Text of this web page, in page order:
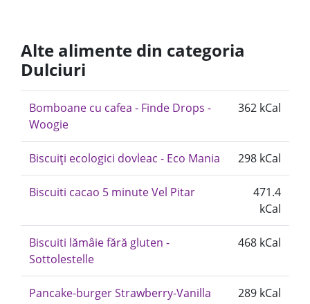
Alte alimente din categoria
Dulciuri
Bomboane cu cafea - Finde Drops -
Woogie
362 kCal
Biscuiți ecologici dovleac - Eco Mania 298 kCal
Biscuiti cacao 5 minute Vel Pitar
471.4
kCal
Biscuiti lămâie fără gluten -
Sottolestelle
468 kCal
Pancake-burger Strawberry-Vanilla
289 kCal